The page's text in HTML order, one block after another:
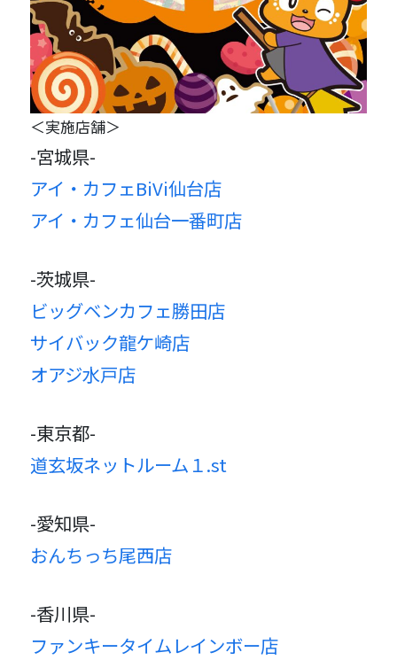
＜実施店舗＞
-宮城県-
アイ・カフェBiVi仙台店
アイ・カフェ仙台一番町店
-茨城県-
ビッグベンカフェ勝田店
サイバック龍ケ崎店
オアジ水戸店
-東京都-
道玄坂ネットルーム１.st
-愛知県-
おんちっち尾西店
-香川県-
ファンキータイムレインボー店